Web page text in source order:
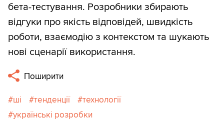
бета-тестування. Розробники збирають
відгуки про якість відповідей, швидкість
роботи, взаємодію з контекстом та шукають
нові сценарії використання.
Поширити
ші тенденції
технології
українські розробки